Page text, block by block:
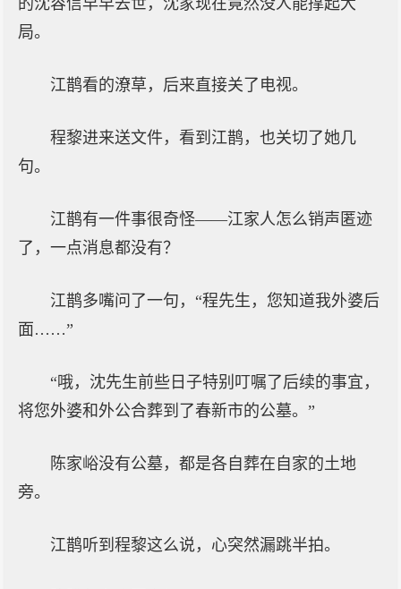
的沈容信早早去世，沈家现在竟然没人能撑起大
局。
江鹊看的潦草，后来直接关了电视。
程黎进来送文件，看到江鹊，也关切了她几
句。
江鹊有一件事很奇怪——江家人怎么销声匿迹
了，一点消息都没有？
江鹊多嘴问了一句，“程先生，您知道我外婆后
面……”
“哦，沈先生前些日子特别叮嘱了后续的事宜，
将您外婆和外公合葬到了春新市的公墓。”
陈家峪没有公墓，都是各自葬在自家的土地
旁。
江鹊听到程黎这么说，心突然漏跳半拍。